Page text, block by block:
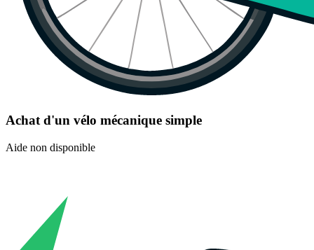
Achat d'un vélo mécanique simple
Aide non disponible